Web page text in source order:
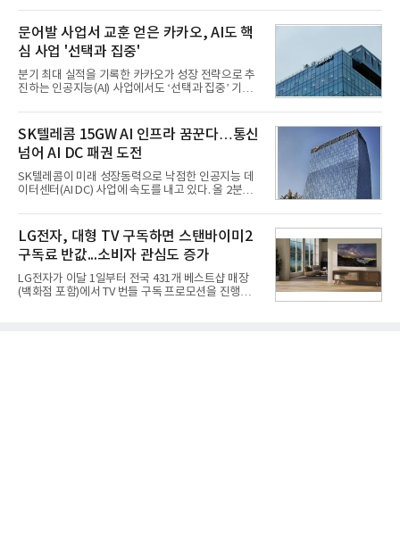
동기 대
이뤄졌다. 이후 2012년 한국형 구축함(KDX-1) 이상
의 함정에 실전 배치됐다.그해 7월 해군은 동해상에서
성능 검증을 위해 홍상어 시험발사를 실시했다. 이때
홍상어가 목표 지점에서 입수한 후 표적을 타격하지
못하고 물속에서 멈춰버리는 예상 밖의 일이 벌어졌
다. 2차 품질확인 사격 시험에서도 만족스러운 결과를
얻지 못했다. 완벽한 신뢰성 확보를 위해 LIG넥스원은
분야를
문어발 사업서 교훈 얻은 카카오, AI도 핵
심 사업 '선택과 집중'
분기 최대 실적을 기록한 카카오가 성장 전략으로 추
진하는 인공지능(AI) 사업에서도 ‘선택과 집중’ 기조
라 투자에 나서는 것과 달리, 카카오는 ‘카카오톡’이
라는 플랫폼 경쟁력을 활용한 AI 에이전트 서비스에
집중하는 전략이다. 과거 무리한 사업 확장 과정에서
겪었던 시행착오를 되풀이하지 않고 핵심 역량에 집
중하겠다는 취지로 풀이된다.7일 업계에 따르면 카카
오는 올해 2분기 연결 기준 매출 2조985억원, 영업이
익 2770억원을 기록했다. 전년 동기 대비 매출과 영업
은 4884억
SK텔레콤 15GW AI 인프라 꿈꾼다…통신
넘어 AI DC 패권 도전
SK텔레콤이 미래 성장동력으로 낙점한 인공지능 데
이터센터(AI DC) 사업에 속도를 내고 있다. 올 2분기
는 2035년까지 총 15GW(기가와트) 규모의 AI DC를
구축하겠다는 대형 청사진을 제시하면서다. 이에 따
라 경쟁 구도 역시 이동통신사인 KT, LG유플러스를
넘어 네이버, 삼성SDS 등 IT 인프라 기업으로 확장되
고 있다.7일 SK텔레콤에 따르면 회사는 올해 2분기
연결 기준 매출 4조 3591억원, 영업이익 5660억원을
기록했다. 매출은 전년 동기 대비 0.5%, 영업이익은
LG전자, 대형 TV 구독하면 스탠바이미2
구독료 반값...소비자 관심도 증가
LG전자가 이달 1일부터 전국 431개 베스트샵 매장
(백화점 포함)에서 TV 번들 구독 프로모션을 진행하고